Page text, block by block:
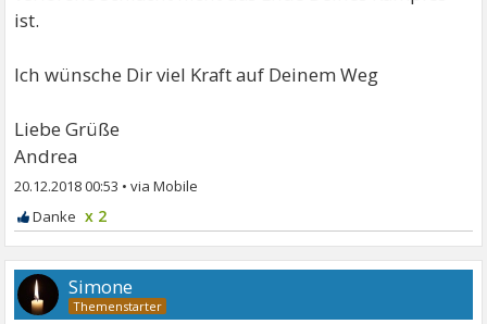
ist.
Ich wünsche Dir viel Kraft auf Deinem Weg
Liebe Grüße
Andrea
20.12.2018 00:53 •
x 2
Simone